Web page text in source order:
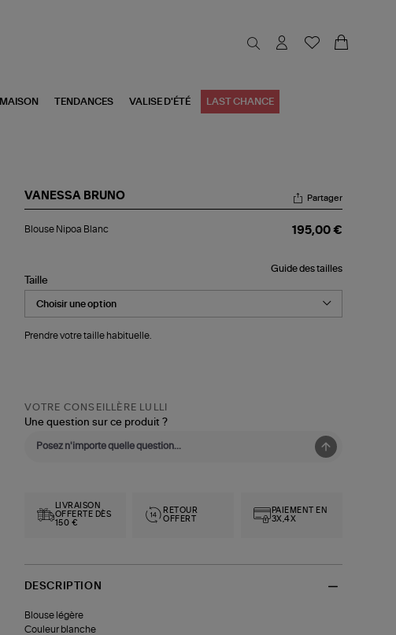
MAISON TENDANCES VALISE D'ÉTÉ LAST CHANCE
VANESSA BRUNO
Nipoa
Partager
Blouse Nipoa Blanc 195,00 €
Guide des tailles
Taille
Prendre votre taille habituelle.
VOTRE CONSEILLÈRE LULLI
Une question sur ce produit ?
LIVRAISON
OFFERTE DÈS
150 €
RETOUR
OFFERT
PAIEMENT EN
3X,4X
DESCRIPTION
Blouse légère
Couleur blanche